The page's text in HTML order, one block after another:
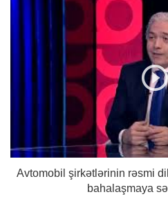
Avtomobil şirkətlərinin rəsmi
bahalaşmaya